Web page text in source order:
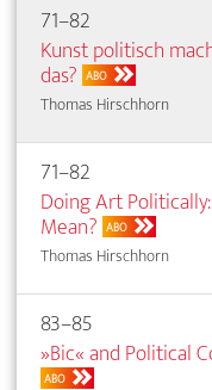
71–82
Kunst politisch
das? ABO
Thomas Hirschhorn
71–82
Doing Art
Mean? ABO
Thomas Hirschhorn
83–85
»Bic« and Political
ABO